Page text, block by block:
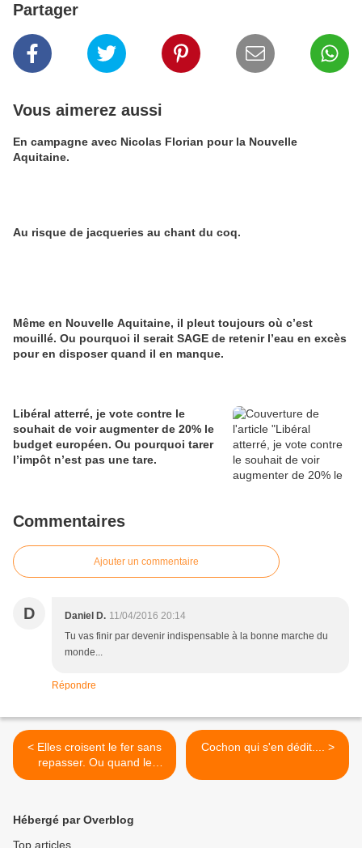
Partager
Vous aimerez aussi
En campagne avec Nicolas Florian pour la Nouvelle
Aquitaine.
Au risque de jacqueries au chant du coq.
Même en Nouvelle Aquitaine, il pleut toujours où c’est
mouillé. Ou pourquoi il serait SAGE de retenir l’eau en excès
pour en disposer quand il en manque.
Libéral atterré, je vote contre le
souhait de voir augmenter de 20% le
budget européen. Ou pourquoi tarer
l’impôt n’est pas une tare.
Commentaires
Ajouter un commentaire
D Daniel D. 11/04/2016 20:14
Tu vas finir par devenir indispensable à la bonne marche du
monde...
Répondre
< Elles croisent le fer sans
repasser. Ou quand le
deuxième sexe s’en
Cochon qui s'en dédit.... >
Hébergé par Overblog
Top articles